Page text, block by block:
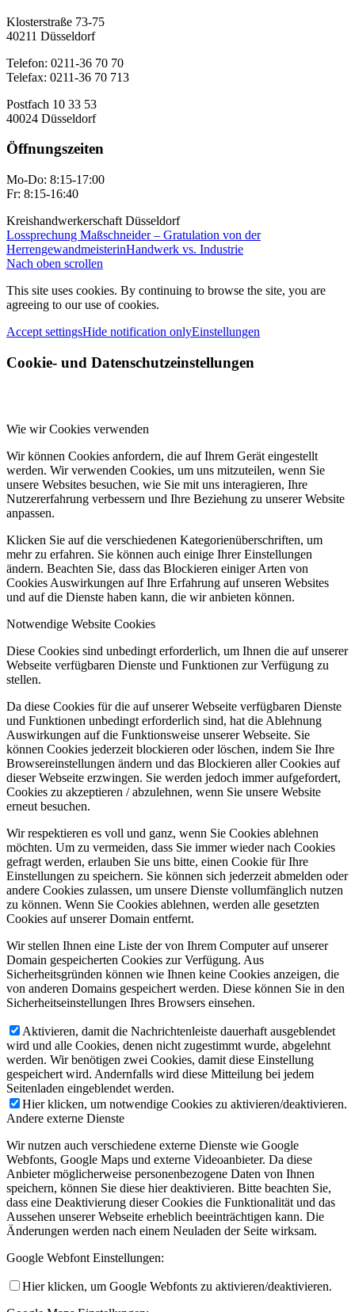
Klosterstraße 73-75
40211 Düsseldorf
Telefon: 0211-36 70 70
Telefax: 0211-36 70 713
Postfach 10 33 53
40024 Düsseldorf
Öffnungszeiten
Mo-Do: 8:15-17:00
Fr: 8:15-16:40
Kreishandwerkerschaft Düsseldorf
Lossprechung Maßschneider – Gratulation von der
HerrengewandmeisterinHandwerk vs. Industrie
Nach oben scrollen
This site uses cookies. By continuing to browse the site, you are
agreeing to our use of cookies.
Accept settingsHide notification onlyEinstellungen
Cookie- und Datenschutzeinstellungen
Wie wir Cookies verwenden
Wir können Cookies anfordern, die auf Ihrem Gerät eingestellt
werden. Wir verwenden Cookies, um uns mitzuteilen, wenn Sie
unsere Websites besuchen, wie Sie mit uns interagieren, Ihre
Nutzererfahrung verbessern und Ihre Beziehung zu unserer Website
anpassen.
Klicken Sie auf die verschiedenen Kategorienüberschriften, um
mehr zu erfahren. Sie können auch einige Ihrer Einstellungen
ändern. Beachten Sie, dass das Blockieren einiger Arten von
Cookies Auswirkungen auf Ihre Erfahrung auf unseren Websites
und auf die Dienste haben kann, die wir anbieten können.
Notwendige Website Cookies
Diese Cookies sind unbedingt erforderlich, um Ihnen die auf unserer
Webseite verfügbaren Dienste und Funktionen zur Verfügung zu
stellen.
Da diese Cookies für die auf unserer Webseite verfügbaren Dienste
und Funktionen unbedingt erforderlich sind, hat die Ablehnung
Auswirkungen auf die Funktionsweise unserer Webseite. Sie
können Cookies jederzeit blockieren oder löschen, indem Sie Ihre
Browsereinstellungen ändern und das Blockieren aller Cookies auf
dieser Webseite erzwingen. Sie werden jedoch immer aufgefordert,
Cookies zu akzeptieren / abzulehnen, wenn Sie unsere Website
erneut besuchen.
Wir respektieren es voll und ganz, wenn Sie Cookies ablehnen
möchten. Um zu vermeiden, dass Sie immer wieder nach Cookies
gefragt werden, erlauben Sie uns bitte, einen Cookie für Ihre
Einstellungen zu speichern. Sie können sich jederzeit abmelden oder
andere Cookies zulassen, um unsere Dienste vollumfänglich nutzen
zu können. Wenn Sie Cookies ablehnen, werden alle gesetzten
Cookies auf unserer Domain entfernt.
Wir stellen Ihnen eine Liste der von Ihrem Computer auf unserer
Domain gespeicherten Cookies zur Verfügung. Aus
Sicherheitsgründen können wie Ihnen keine Cookies anzeigen, die
von anderen Domains gespeichert werden. Diese können Sie in den
Sicherheitseinstellungen Ihres Browsers einsehen.
Aktivieren, damit die Nachrichtenleiste dauerhaft ausgeblendet
wird und alle Cookies, denen nicht zugestimmt wurde, abgelehnt
werden. Wir benötigen zwei Cookies, damit diese Einstellung
gespeichert wird. Andernfalls wird diese Mitteilung bei jedem
Seitenladen eingeblendet werden.
Hier klicken, um notwendige Cookies zu aktivieren/deaktivieren.
Andere externe Dienste
Wir nutzen auch verschiedene externe Dienste wie Google
Webfonts, Google Maps und externe Videoanbieter. Da diese
Anbieter möglicherweise personenbezogene Daten von Ihnen
speichern, können Sie diese hier deaktivieren. Bitte beachten Sie,
dass eine Deaktivierung dieser Cookies die Funktionalität und das
Aussehen unserer Webseite erheblich beeinträchtigen kann. Die
Änderungen werden nach einem Neuladen der Seite wirksam.
Google Webfont Einstellungen:
Hier klicken, um Google Webfonts zu aktivieren/deaktivieren.